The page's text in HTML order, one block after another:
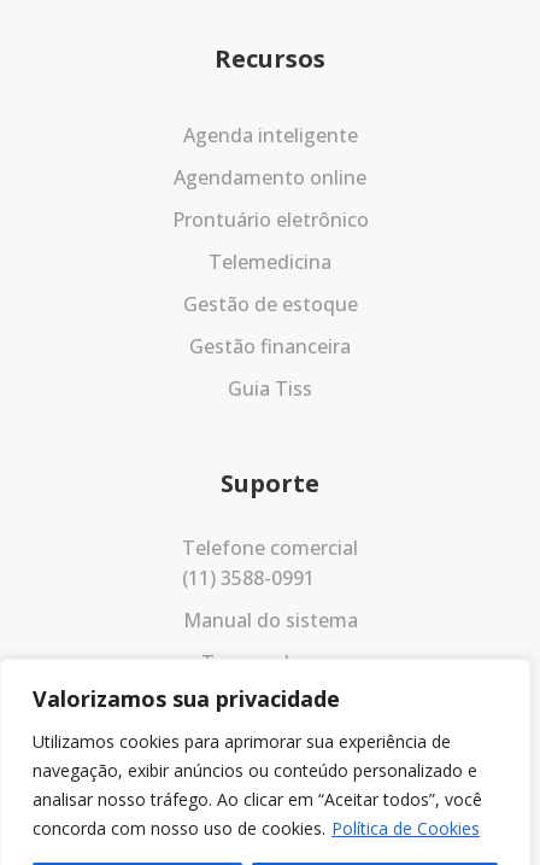
Valorizamos sua privacidade
Utilizamos cookies para aprimorar sua experiência de
navegação, exibir anúncios ou conteúdo personalizado e
analisar nosso tráfego. Ao clicar em “Aceitar todos”, você
concorda com nosso uso de cookies. Política de Cookies
Recursos
Agenda inteligente
Agendamento online
Prontuário eletrônico
Telemedicina
Gestão de estoque
Gestão financeira
Guia Tiss
Suporte
Telefone comercial
(11) 3588-0991
Manual do sistema
Termos de uso
Política de privacidade